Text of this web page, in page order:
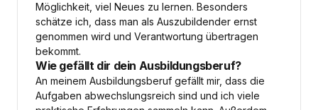
Möglichkeit, viel Neues zu lernen. Besonders
schätze ich, dass man als Auszubildender ernst
genommen wird und Verantwortung übertragen
bekommt.
Wie gefällt dir dein Ausbildungsberuf?
An meinem Ausbildungsberuf gefällt mir, dass die
Aufgaben abwechslungsreich sind und ich viele